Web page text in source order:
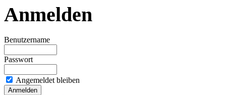
Anmelden
Benutzername
Passwort
Angemeldet bleiben